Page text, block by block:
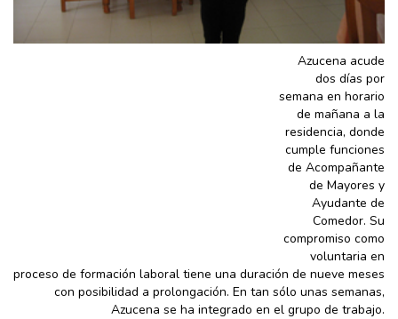
Azucena acude
dos días por
semana en horario
de mañana a la
residencia, donde
cumple funciones
de Acompañante
de Mayores y
Ayudante de
Comedor. Su
compromiso como
voluntaria en
proceso de formación laboral tiene una duración de nueve meses
con posibilidad a prolongación. En tan sólo unas semanas,
Azucena se ha integrado en el grupo de trabajo.